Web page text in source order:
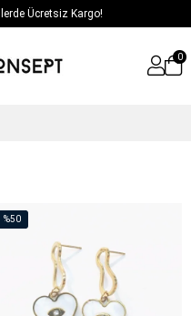
Ücretsiz Kargo!
0
%50